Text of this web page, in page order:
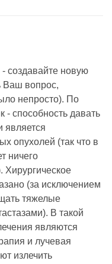
создавайте новую
Ваш вопрос,
непросто). По
- способность давать
является
опухолей (так что в
ничего
Хирургическое
(за исключением
тяжелые
В такой
являются
и лучевая
излечить